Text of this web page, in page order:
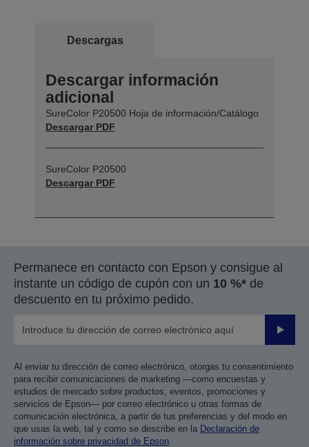
Descargas
Descargar información
adicional
SureColor P20500 Hoja de información/Catálogo
Descargar PDF
SureColor P20500
Descargar PDF
Permanece en contacto con Epson y consigue al
instante un código de cupón con un 10 %* de
descuento en tu próximo pedido.
Enviar
Al enviar tu dirección de correo electrónico, otorgas tu consentimiento
para recibir comunicaciones de marketing —como encuestas y
estudios de mercado sobre productos, eventos, promociones y
servicios de Epson— por correo electrónico u otras formas de
comunicación electrónica, a partir de tus preferencias y del modo en
que usas la web, tal y como se describe en la Declaración de
información sobre privacidad de Epson